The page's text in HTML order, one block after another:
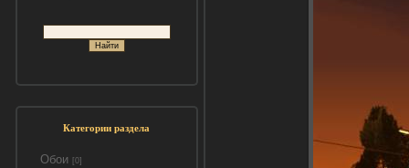
Категории раздела
Обои [0]